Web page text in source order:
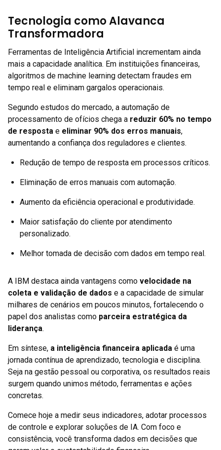
Tecnologia como Alavanca
Transformadora
Ferramentas de Inteligência Artificial incrementam ainda
mais a capacidade analítica. Em instituições financeiras,
algoritmos de machine learning detectam fraudes em
tempo real e eliminam gargalos operacionais.
Segundo estudos do mercado, a automação de
processamento de ofícios chega a reduzir 60% no tempo
de resposta e eliminar 90% dos erros manuais,
aumentando a confiança dos reguladores e clientes.
Redução de tempo de resposta em processos críticos.
Eliminação de erros manuais com automação.
Aumento da eficiência operacional e produtividade.
Maior satisfação do cliente por atendimento
personalizado.
Melhor tomada de decisão com dados em tempo real.
A IBM destaca ainda vantagens como velocidade na
coleta e validação de dados e a capacidade de simular
milhares de cenários em poucos minutos, fortalecendo o
papel dos analistas como parceira estratégica da
liderança.
Em síntese, a inteligência financeira aplicada é uma
jornada contínua de aprendizado, tecnologia e disciplina.
Seja na gestão pessoal ou corporativa, os resultados reais
surgem quando unimos método, ferramentas e ações
concretas.
Comece hoje a medir seus indicadores, adotar processos
de controle e explorar soluções de IA. Com foco e
consistência, você transforma dados em decisões que